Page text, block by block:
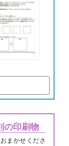
の印刷物
まかせくださ